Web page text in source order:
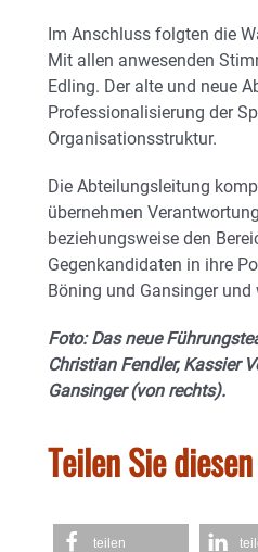
Im Anschluss folgten die
Mit allen anwesenden
Edling. Der alte und neue
Professionalisierung der
Organisationsstruktur.
Die Abteilungsleitung
übernehmen
beziehungsweise den
Gegenkandidaten in ihre
Böning und Gansinger
Foto: Das neue
Christian Fendler, Kassier
Gansinger (von rechts).
Teilen Sie
teilen